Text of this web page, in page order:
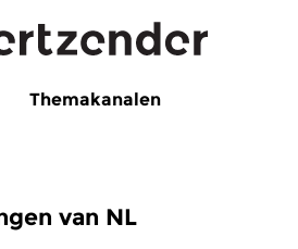
Themakanalen
van NL